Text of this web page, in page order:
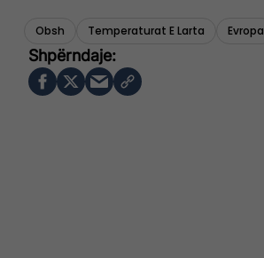
Obsh Temperaturat E Larta Evropa